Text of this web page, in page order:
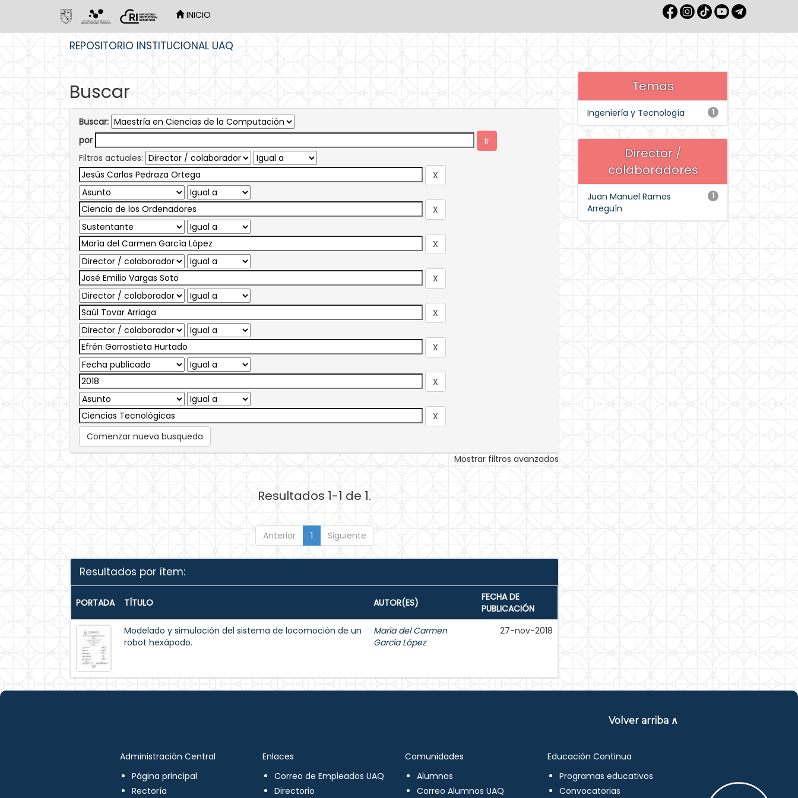
INICIO
REPOSITORIO INSTITUCIONAL UAQ
Buscar
Buscar:
por
Filtros actuales:
Comenzar nueva busqueda
Mostrar filtros avanzados
Resultados 1-1 de 1.
Anterior 1 Siguiente
Resultados por ítem:
PORTADA TÍTULO AUTOR(ES)
FECHA DE
PUBLICACIÓN
Modelado y simulación del sistema de locomoción de un
robot hexápodo.
María del Carmen
García López
27-nov-2018
Temas
1
Ingeniería y Tecnología
Director /
colaboradores
1
Juan Manuel Ramos
Arreguín
Volver arriba ∧
Administración Central
Página principal
Rectoría
Enlaces
Correo de Empleados UAQ
Directorio
Comunidades
Alumnos
Correo Alumnos UAQ
Educación Continua
Programas educativos
Convocatorias